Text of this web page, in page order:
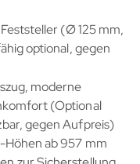
(Ø 125 mm,
optional, gegen
moderne
(Optional
gegen Aufpreis)
ab 957 mm